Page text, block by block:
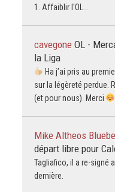
1. Affaiblir l'OL…
cavegone OL -
la Liga
Ha j’ai pris au
sur la légèreté perdue.
(et pour nous). Merci
Mike Altheos
départ libre pour
Tagliafico, il a re-signé
dernière.